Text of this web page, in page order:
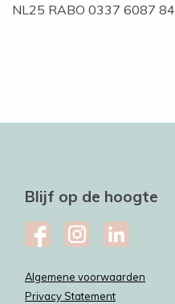
NL25 RABO 0337 6087 84
Blijf op de hoogte
Algemene voorwaarden
Privacy Statement